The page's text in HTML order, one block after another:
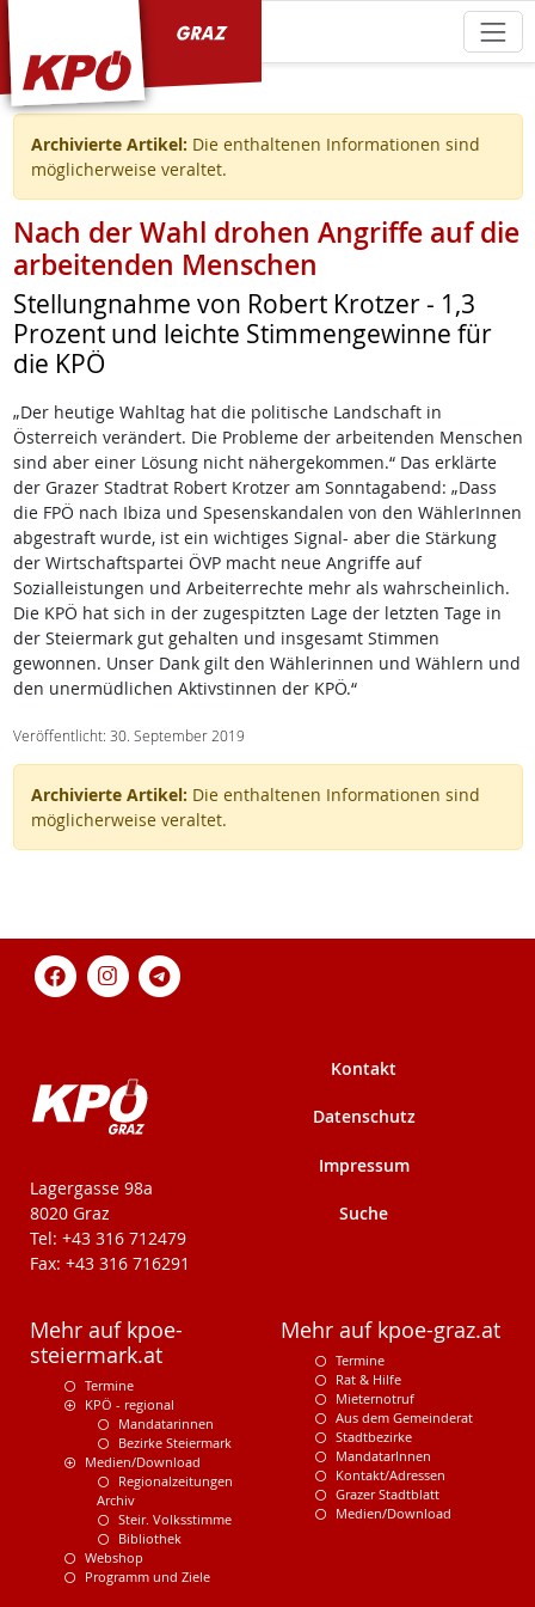
Archivierte Artikel: Die enthaltenen Informationen sind
möglicherweise veraltet.
Nach der Wahl drohen Angriffe auf die
arbeitenden Menschen
Stellungnahme von Robert Krotzer - 1,3
Prozent und leichte Stimmengewinne für
die KPÖ
„Der heutige Wahltag hat die politische Landschaft in
Österreich verändert. Die Probleme der arbeitenden Menschen
sind aber einer Lösung nicht nähergekommen.“ Das erklärte
der Grazer Stadtrat Robert Krotzer am Sonntagabend: „Dass
die FPÖ nach Ibiza und Spesenskandalen von den WählerInnen
abgestraft wurde, ist ein wichtiges Signal- aber die Stärkung
der Wirtschaftspartei ÖVP macht neue Angriffe auf
Sozialleistungen und Arbeiterrechte mehr als wahrscheinlich.
Die KPÖ hat sich in der zugespitzten Lage der letzten Tage in
der Steiermark gut gehalten und insgesamt Stimmen
gewonnen. Unser Dank gilt den Wählerinnen und Wählern und
den unermüdlichen Aktivstinnen der KPÖ.“
Veröffentlicht: 30. September 2019
Archivierte Artikel: Die enthaltenen Informationen sind
möglicherweise veraltet.
KPÖ-Steiermark
Lagergasse 98a
8020 Graz
Tel: +43 316 712479
Fax: +43 316 716291
Kontakt
Datenschutz
Impressum
Suche
Mehr auf kpoe-
steiermark.at
Termine
KPÖ - regional
Mandatarinnen
Bezirke Steiermark
Medien/Download
Regionalzeitungen
Archiv
Steir. Volksstimme
Bibliothek
Webshop
Programm und Ziele
Mehr auf kpoe-graz.at
Termine
Rat & Hilfe
Mieternotruf
Aus dem Gemeinderat
Stadtbezirke
MandatarInnen
Kontakt/Adressen
Grazer Stadtblatt
Medien/Download